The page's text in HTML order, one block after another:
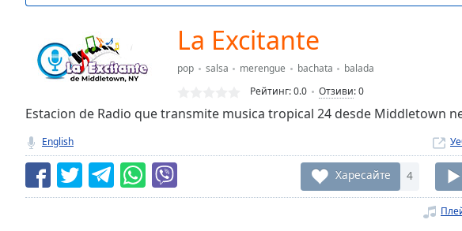
Loaded:
TypeLIVE
live,
currently
behind
LIVE
Remaining
La Excitante
pop salsa merengue bachata
balada
Рейтинг:0.0 Отзиви:0
Estacion de Radio que transmite musica tropical 24 desde Middletown
English
Харесайте 4